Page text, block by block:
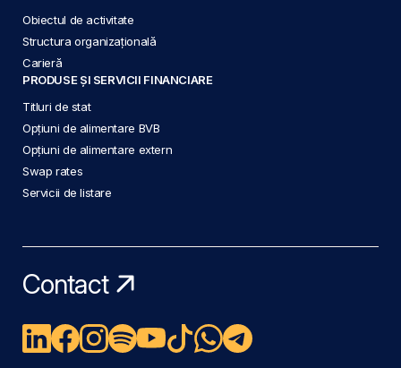
Obiectul de activitate
Structura organizațională
Carieră
PRODUSE ȘI SERVICII FINANCIARE
Titluri de stat
Opțiuni de alimentare BVB
Opțiuni de alimentare extern
Swap rates
Servicii de listare
Contact